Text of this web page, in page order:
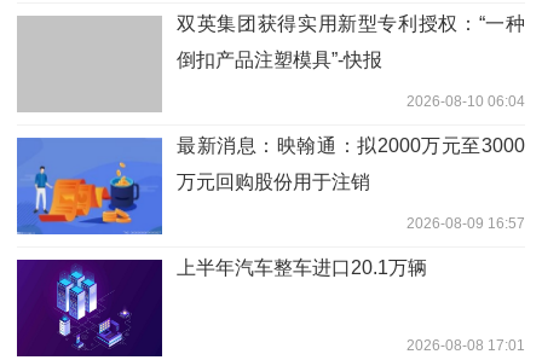
双英集团获得实用新型专利授权：“一种
倒扣产品注塑模具”-快报
2026-08-10 06:04
最新消息：映翰通：拟2000万元至3000
万元回购股份用于注销
2026-08-09 16:57
上半年汽车整车进口20.1万辆
2026-08-08 17:01